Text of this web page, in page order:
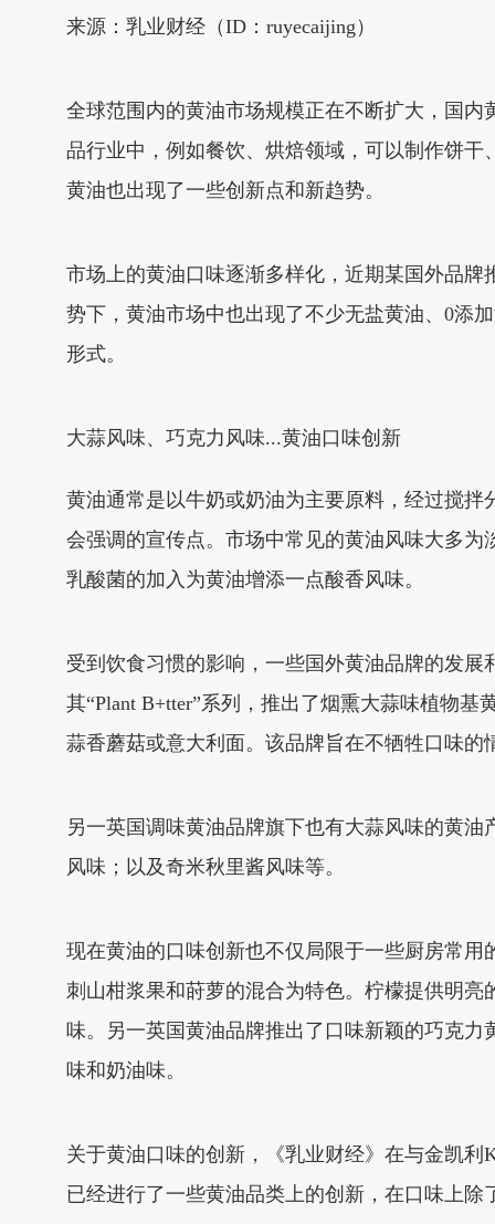
来源：乳业财经（ID：ruyecaijing）
全球范围内的黄油市场规模正在不断扩大，国
品行业中，例如餐饮、烘焙领域，可以制作饼
黄油也出现了一些创新点和新趋势。
市场上的黄油口味逐渐多样化，近期某国外品
势下，黄油市场中也出现了不少无盐黄油、0添
形式。
大蒜风味、巧克力风味...黄油口味创新
黄油通常是以牛奶或奶油为主要原料，经过搅
会强调的宣传点。市场中常见的黄油风味大多
乳酸菌的加入为黄油增添一点酸香风味。
受到饮食习惯的影响，一些国外黄油品牌的发
其“Plant B+tter”系列，推出了烟熏大蒜味植物
蒜香蘑菇或意大利面。该品牌旨在不牺牲口味
另一英国调味黄油品牌旗下也有大蒜风味的黄
风味；以及奇米秋里酱风味等。
现在黄油的口味创新也不仅局限于一些厨房常
刺山柑浆果和莳萝的混合为特色。柠檬提供明
味。另一英国黄油品牌推出了口味新颖的巧克
味和奶油味。
关于黄油口味的创新，《乳业财经》在与金凯
已经进行了一些黄油品类上的创新，在口味上